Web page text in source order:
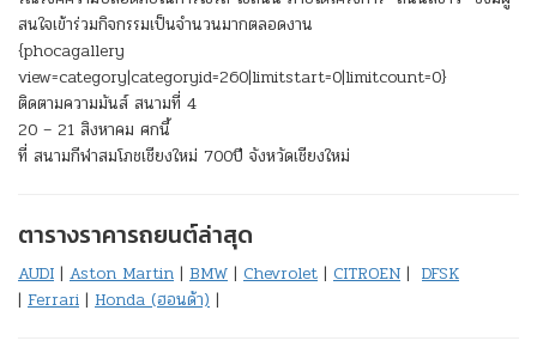
สนใจเข้าร่วมกิจกรรมเป็นจำนวนมากตลอดงาน
{phocagallery
view=category|categoryid=260|limitstart=0|limitcount=0}
ติดตามความมันส์ สนามที่ 4
20 – 21 สิงหาคม ศกนี้
ที่ สนามกีฬาสมโภชเชียงใหม่ 700ปี จังหวัดเชียงใหม่
ตารางราคารถยนต์ล่าสุด
AUDI | Aston Martin | BMW | Chevrolet | CITROEN | DFSK
| Ferrari | Honda (ฮอนด้า) |